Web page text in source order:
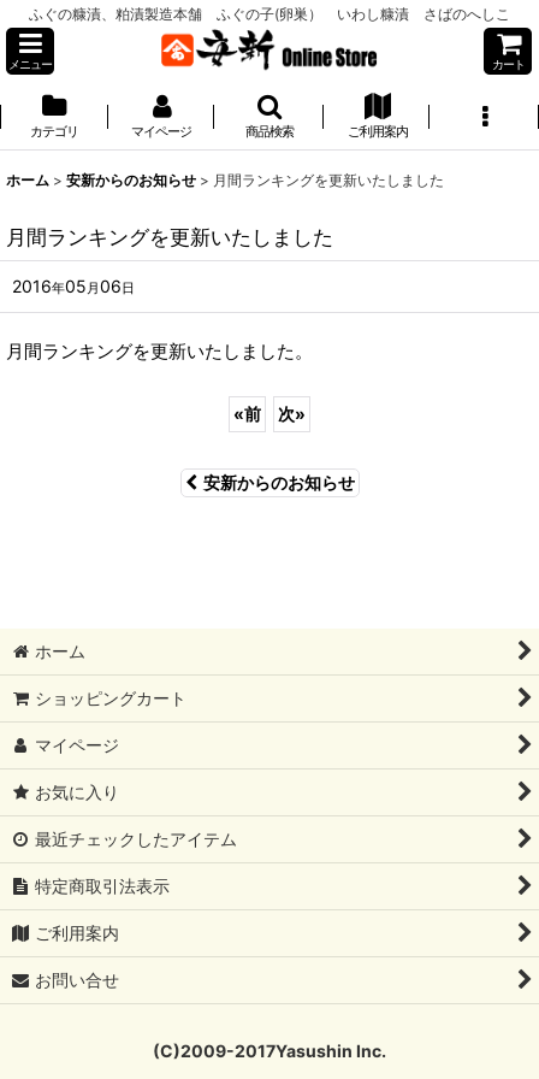
ふぐの糠漬、粕漬製造本舗 ふぐの子(卵巣） いわし糠漬 さばのへしこ
メニュー カート
カテゴリ マイページ 商品検索 ご利用案内
ホーム > 安新からのお知らせ > 月間ランキングを更新いたしました
月間ランキングを更新いたしました
2016年05 月06日
月間ランキングを更新いたしました。
«前 次»
安新からのお知らせ
ホーム
ショッピングカート
マイページ
お気に入り
最近チェックしたアイテム
特定商取引法表示
ご利用案内
お問い合せ
(C)2009-2017Yasushin Inc.